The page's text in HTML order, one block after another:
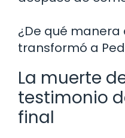
¿De qué
transformó a
La muerte
testimonio
final